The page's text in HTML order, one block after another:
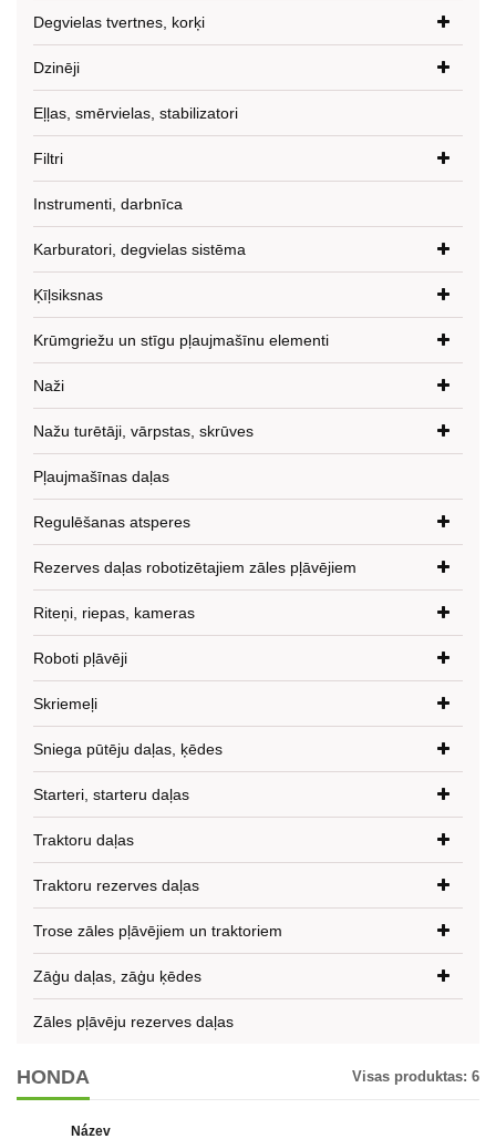
Degvielas tvertnes, korķi
Dzinēji
Eļļas, smērvielas, stabilizatori
Filtri
Instrumenti, darbnīca
Karburatori, degvielas sistēma
Ķīļsiksnas
Krūmgriežu un stīgu pļaujmašīnu elementi
Naži
Nažu turētāji, vārpstas, skrūves
Pļaujmašīnas daļas
Regulēšanas atsperes
Rezerves daļas robotizētajiem zāles pļāvējiem
Riteņi, riepas, kameras
Roboti pļāvēji
Skriemeļi
Sniega pūtēju daļas, ķēdes
Starteri, starteru daļas
Traktoru daļas
Traktoru rezerves daļas
Trose zāles pļāvējiem un traktoriem
Zāģu daļas, zāģu ķēdes
Zāles pļāvēju rezerves daļas
HONDA Visas produktas: 6
Název